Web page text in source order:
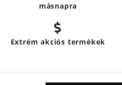
másnapra
Extrém akciós termékek